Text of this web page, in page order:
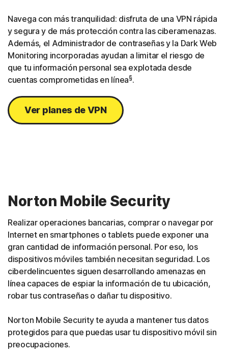
Navega con más tranquilidad: disfruta de una VPN rápida
y segura y de más protección contra las ciberamenazas.
Además, el Administrador de contraseñas y la Dark Web
Monitoring incorporadas ayudan a limitar el riesgo de
que tu información personal sea explotada desde
cuentas comprometidas en línea§.
Ver planes de VPN
Norton Mobile Security
Realizar operaciones bancarias, comprar o navegar por
Internet en smartphones o tablets puede exponer una
gran cantidad de información personal. Por eso, los
dispositivos móviles también necesitan seguridad. Los
ciberdelincuentes siguen desarrollando amenazas en
línea capaces de espiar la información de tu ubicación,
robar tus contraseñas o dañar tu dispositivo.
Norton Mobile Security te ayuda a mantener tus datos
protegidos para que puedas usar tu dispositivo móvil sin
preocupaciones.